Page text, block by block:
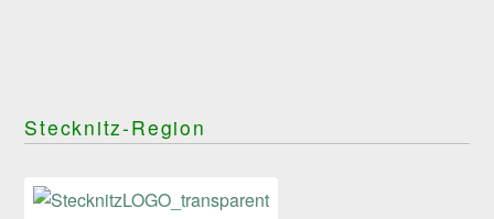
Stecknitz-Region